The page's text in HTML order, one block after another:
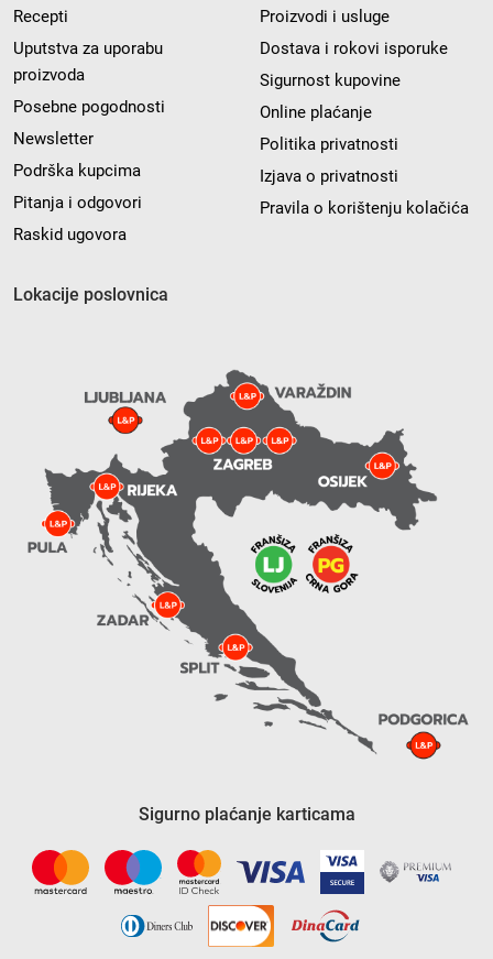
Recepti
Uputstva za uporabu
proizvoda
Posebne pogodnosti
Newsletter
Podrška kupcima
Pitanja i odgovori
Raskid ugovora
Proizvodi i usluge
Dostava i rokovi isporuke
Sigurnost kupovine
Online plaćanje
Politika privatnosti
Izjava o privatnosti
Pravila o korištenju kolačića
Lokacije poslovnica
Sigurno plaćanje karticama